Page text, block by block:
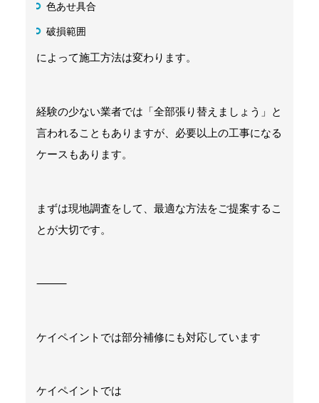
色あせ具合
破損範囲
によって施工方法は変わります。
経験の少ない業者では「全部張り替えましょう」と
言われることもありますが、必要以上の工事になる
ケースもあります。
まずは現地調査をして、最適な方法をご提案するこ
とが大切です。
⸻
ケイペイントでは部分補修にも対応しています
ケイペイントでは